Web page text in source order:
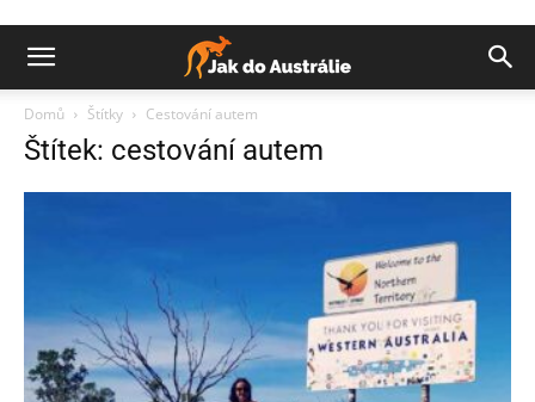
Domů Štítky Cestování autem
Štítek: cestování autem